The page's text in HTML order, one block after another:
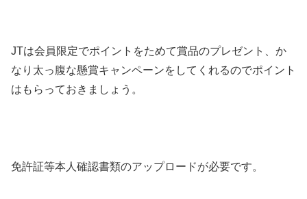
JTは会員限定でポイントをためて賞品のプレゼント、か
なり太っ腹な懸賞キャンペーンをしてくれるのでポイント
はもらっておきましょう。
免許証等本人確認書類のアップロードが必要です。